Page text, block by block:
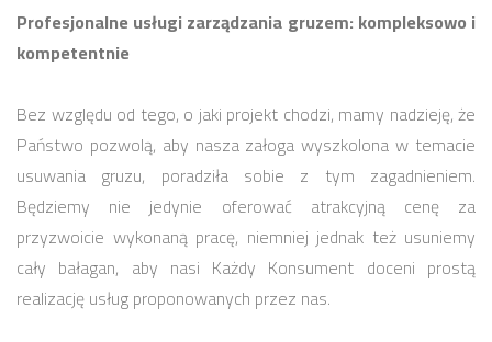
Profesjonalne usługi zarządzania gruzem: kompleksowo i
kompetentnie
Bez względu od tego, o jaki projekt chodzi, mamy nadzieję, że
Państwo pozwolą, aby nasza załoga wyszkolona w temacie
usuwania gruzu, poradziła sobie z tym zagadnieniem.
Będziemy nie jedynie oferować atrakcyjną cenę za
przyzwoicie wykonaną pracę, niemniej jednak też usuniemy
cały bałagan, aby nasi Każdy Konsument doceni prostą
realizację usług proponowanych przez nas.